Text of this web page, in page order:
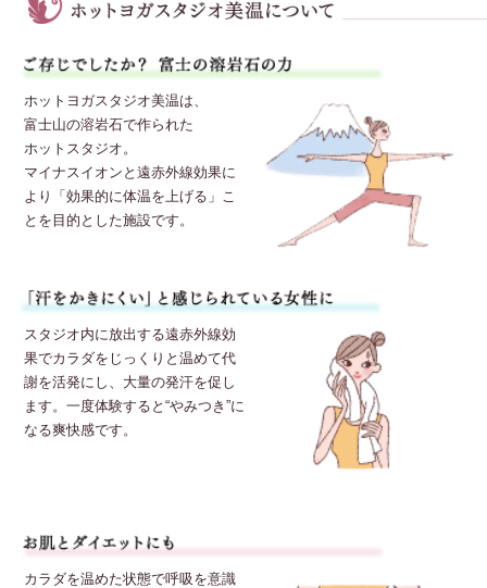
ホットヨガスタジオ美温は、
富士山の溶岩石で作られた
ホットスタジオ。
マイナスイオンと遠赤外線効果に
より「効果的に体温を上げる」こ
とを目的とした施設です。
スタジオ内に放出する遠赤外線効
果でカラダをじっくりと温めて代
謝を活発にし、大量の発汗を促し
ます。一度体験すると“やみつき”に
なる爽快感です。
カラダを温めた状態で呼吸を意識